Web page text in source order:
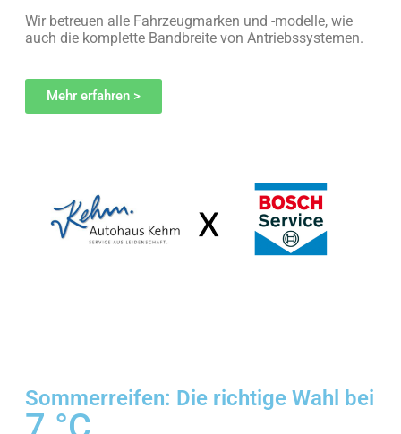
Wir betreuen alle Fahrzeugmarken und -modelle, wie
auch die komplette Bandbreite von Antriebssystemen.
Mehr erfahren >
Sommerreifen: Die richtige Wahl bei